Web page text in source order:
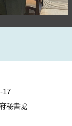
等貴賓蒞府拜
接見